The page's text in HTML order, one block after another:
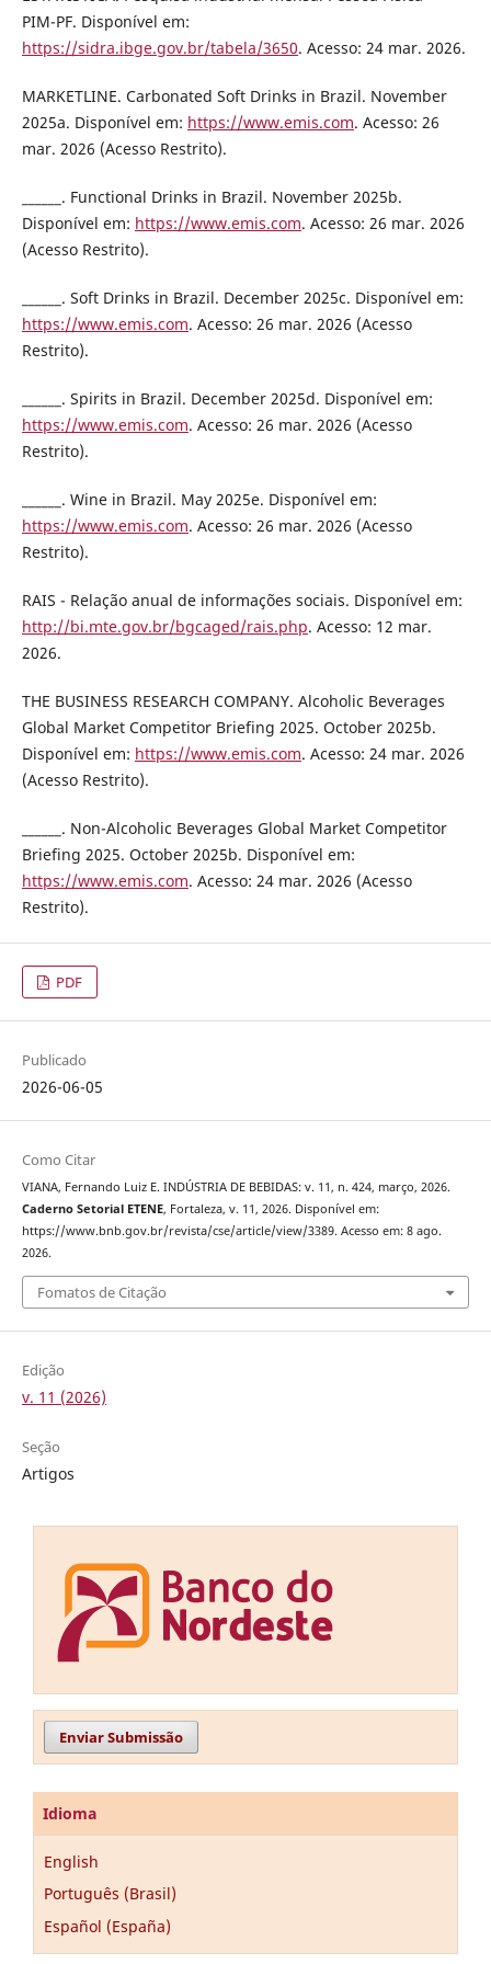
PIM-PF. Disponível em:
https://sidra.ibge.gov.br/tabela/3650. Acesso: 24 mar. 2026.
MARKETLINE. Carbonated Soft Drinks in Brazil. November
2025a. Disponível em: https://www.emis.com. Acesso: 26
mar. 2026 (Acesso Restrito).
______. Functional Drinks in Brazil. November 2025b.
Disponível em: https://www.emis.com. Acesso: 26 mar. 2026
(Acesso Restrito).
______. Soft Drinks in Brazil. December 2025c. Disponível em:
https://www.emis.com. Acesso: 26 mar. 2026 (Acesso
Restrito).
______. Spirits in Brazil. December 2025d. Disponível em:
https://www.emis.com. Acesso: 26 mar. 2026 (Acesso
Restrito).
______. Wine in Brazil. May 2025e. Disponível em:
https://www.emis.com. Acesso: 26 mar. 2026 (Acesso
Restrito).
RAIS - Relação anual de informações sociais. Disponível em:
http://bi.mte.gov.br/bgcaged/rais.php. Acesso: 12 mar.
2026.
THE BUSINESS RESEARCH COMPANY. Alcoholic Beverages
Global Market Competitor Briefing 2025. October 2025b.
Disponível em: https://www.emis.com. Acesso: 24 mar. 2026
(Acesso Restrito).
______. Non-Alcoholic Beverages Global Market Competitor
Briefing 2025. October 2025b. Disponível em:
https://www.emis.com. Acesso: 24 mar. 2026 (Acesso
Restrito).
PDF
Publicado
2026-06-05
Como Citar
VIANA, Fernando Luiz E. INDÚSTRIA DE BEBIDAS: v. 11, n. 424, março, 2026.
Caderno Setorial ETENE, Fortaleza, v. 11, 2026. Disponível em:
https://www.bnb.gov.br/revista/cse/article/view/3389. Acesso em: 8 ago.
2026.
Fomatos de Citação
Edição
v. 11 (2026)
Seção
Artigos
Enviar Submissão
Idioma
English
Português (Brasil)
Español (España)